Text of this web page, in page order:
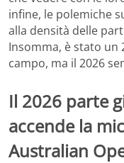
infine, le polemiche
alla densità delle
Insomma, è stato un
campo, ma il 2026
Il 2026 parte
accende la
Australian